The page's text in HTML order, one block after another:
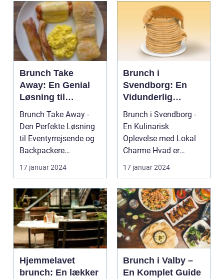
frokostfavoritter
Brunch Take
Away: En Genial
Løsning til
Eventyrrejsende
og Backpackere
Brunch Take Away -
Den Perfekte Løsning
til Eventyrrejsende og
Backpackere
Indledning: Brunch er
en...
17 januar 2024
Brunch i
Svendborg: En
Vidunderlig
Oplevelse for
Eventyrrejsende
og Backpackere
Brunch i Svendborg -
En Kulinarisk
Oplevelse med Lokal
Charme Hvad er
Brunch? ...
17 januar 2024
Hjemmelavet
brunch: En lækker
Brunch i Valby –
En Komplet Guide